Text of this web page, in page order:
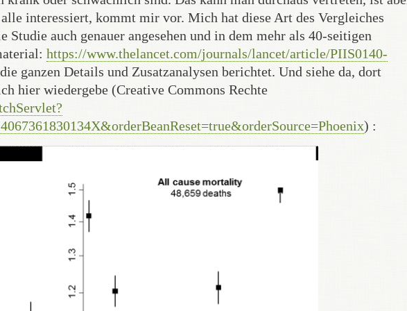
interessiert, kommt mir vor. Mich hat diese Art des Vergleiches
auch genauer angesehen und in dem mehr als 40-seitigen
https://www.thelancet.com/journals/lancet/article/PIIS0140-
ganzen Details und Zusatzanalysen berichtet. Und siehe da, dort
hier wiedergebe (Creative Commons Rechte
) :